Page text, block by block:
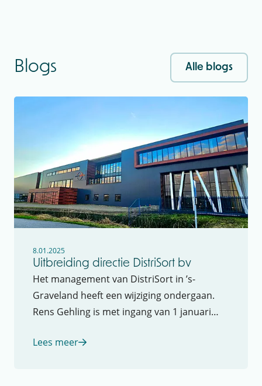
Blogs Alle blogs
8.01.2025
Uitbreiding directie DistriSort bv
Het management van DistriSort in ’s-
Graveland heeft een wijziging ondergaan.
Rens Gehling is met ingang van 1 januari
Hij neemt het stokje over van Edwin van
Lees meer